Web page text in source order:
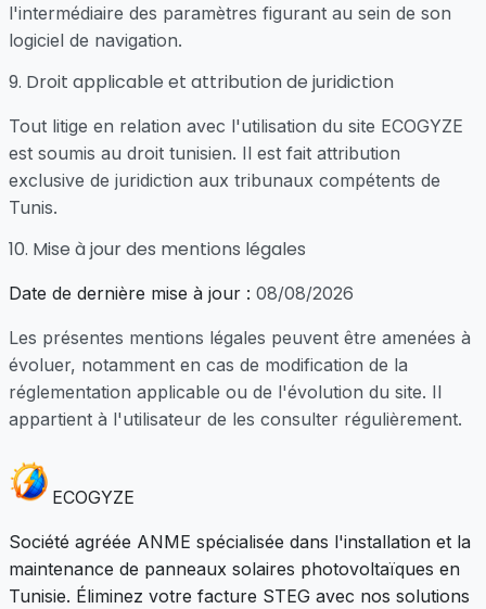
l'intermédiaire des paramètres figurant au sein de son
logiciel de navigation.
9. Droit applicable et attribution de juridiction
Tout litige en relation avec l'utilisation du site ECOGYZE
est soumis au droit tunisien. Il est fait attribution
exclusive de juridiction aux tribunaux compétents de
Tunis.
10. Mise à jour des mentions légales
Date de dernière mise à jour : 08/08/2026
Les présentes mentions légales peuvent être amenées à
évoluer, notamment en cas de modification de la
réglementation applicable ou de l'évolution du site. Il
appartient à l'utilisateur de les consulter régulièrement.
ECOGYZE
Société agréée ANME spécialisée dans l'installation et la
maintenance de panneaux solaires photovoltaïques en
Tunisie. Éliminez votre facture STEG avec nos solutions